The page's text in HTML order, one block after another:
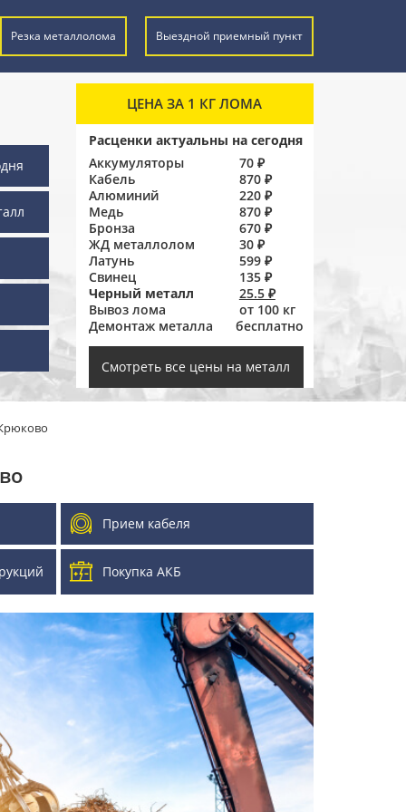
Резка металлолома Выездной приемный пункт
ЦЕНА ЗА 1 КГ ЛОМА
Расценки актуальны на сегодня
Аккумуляторы
70 ₽
Кабель
870 ₽
Алюминий
220 ₽
Медь
870 ₽
Бронза
670 ₽
ЖД металлолом
30 ₽
Латунь
599 ₽
Свинец
135 ₽
Черный металл
25.5 ₽
Вывоз лома
от 100 кг
Демонтаж металла
бесплатно
Смотреть все цены на металл
Прием кабеля
Покупка АКБ